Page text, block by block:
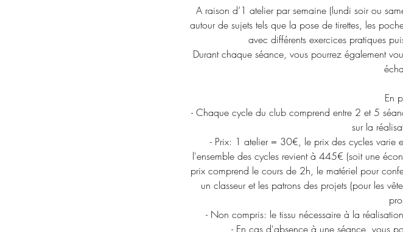
A raison d’1 atelier par semaine (lundi soir ou
autour de sujets tels que la pose de tirettes, les
avec différents exercices pratiques
Durant chaque séance, vous pourrez également
En
- Chaque cycle du club comprend entre 2 et 5
sur la
- Prix: 1 atelier = 30€, le prix des cycles varie
l'ensemble des cycles revient à 445€ (soit une
prix comprend le cours de 2h, le matériel pour
un classeur et les patrons des projets (pour les
- Non compris: le tissu nécessaire à la
- En cas d'absence à une séance, vous